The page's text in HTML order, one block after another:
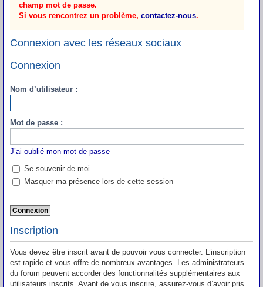
champ mot de passe.
Si vous rencontrez un problème, contactez-nous.
Connexion avec les réseaux sociaux
Connexion
Nom d’utilisateur :
Mot de passe :
J’ai oublié mon mot de passe
Se souvenir de moi
Masquer ma présence lors de cette session
Inscription
Vous devez être inscrit avant de pouvoir vous connecter. L’inscription
est rapide et vous offre de nombreux avantages. Les administrateurs
du forum peuvent accorder des fonctionnalités supplémentaires aux
utilisateurs inscrits. Avant de vous inscrire, assurez-vous d’avoir pris